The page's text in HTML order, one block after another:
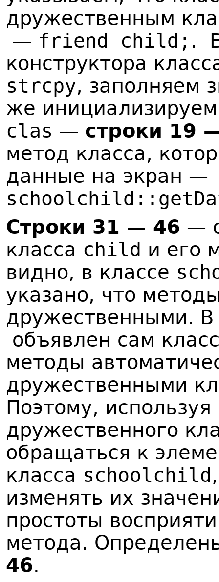
дружественным
— friend child; .
конструктора
strcpy, заполняем
же
clas — строки 19
метод класса,
данные на экран
Строки 31 — 46 —
класса child и его
видно, в классе
указано, что
дружественными.
объявлен сам
методы
дружественными
Поэтому,
дружественного
обращаться к
класса schoolchild
изменять их
простоты
метода.
46.